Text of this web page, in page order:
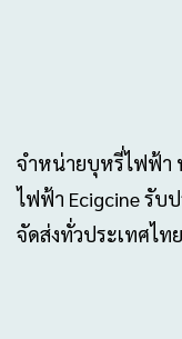
จำหน่ายบุหรี่ไฟฟ้า
ไฟฟ้า Ecigcine รับ
จัดส่งทั่วประเทศไทย